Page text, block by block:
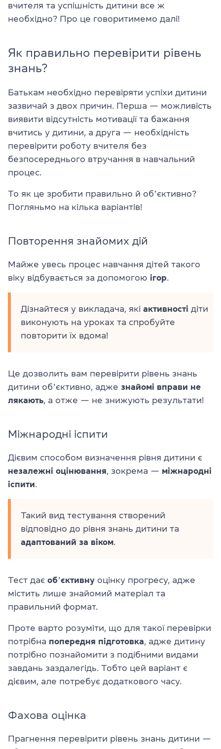
вчителя та успішність дитини все ж
необхідно? Про це говоритимемо далі!
Як правильно перевірити рівень
знань?
Батькам необхідно перевіряти успіхи дитини
зазвичай з двох причин. Перша — можливість
виявити відсутність мотивації та бажання
вчитись у дитини, а друга — необхідність
перевірити роботу вчителя без
безпосереднього втручання в навчальний
процес.
То як це зробити правильно й обʼєктивно?
Погляньмо на кілька варіантів!
Повторення знайомих дій
Майже увесь процес навчання дітей такого
віку відбувається за допомогою ігор.
Дізнайтеся у викладача, які активності діти
виконують на уроках та спробуйте
повторити їх вдома!
Це дозволить вам перевірити рівень знань
дитини обʼєктивно, адже знайомі вправи не
лякають, а отже — не знижують результати!
Міжнародні іспити
Дієвим способом визначення рівня дитини є
незалежні оцінювання, зокрема — міжнародні
іспити.
Такий вид тестування створений
відповідно до рівня знань дитини та
адаптований за віком.
Тест дає обʼєктивну оцінку прогресу, адже
містить лише знайомий матеріал та
правильний формат.
Проте варто розуміти, що для такої перевірки
потрібна попередня підготовка, адже дитину
потрібно познайомити з подібними видами
завдань заздалегідь. Тобто цей варіант є
дієвим, але потребує додаткового часу.
Фахова оцінка
Прагнення перевірити рівень знань дитини —